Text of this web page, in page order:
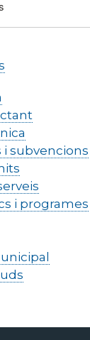
i subvencions
i programes